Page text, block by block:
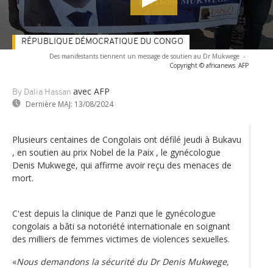
Des manifestants tiennent un message de soutien au Dr Mukwege -
Copyright © africanews AFP
By Dalia Hassan avec AFP
Dernière MAJ: 13/08/2024
RÉPUBLIQUE DÉMOCRATIQUE DU CONGO
Plusieurs centaines de Congolais ont défilé jeudi à Bukavu
, en soutien au prix Nobel de la Paix , le gynécologue
Denis Mukwege, qui affirme avoir reçu des menaces de
mort.
C'est depuis la clinique de Panzi que le gynécologue
congolais a bâti sa notoriété internationale en soignant
des milliers de femmes victimes de violences sexuelles.
«Nous demandons la sécurité du Dr Denis Mukwege,